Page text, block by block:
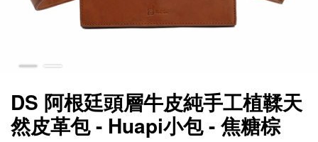
DS 阿根廷頭層牛皮純手工植鞣天
然皮革包 - Huapi小包 - 焦糖棕